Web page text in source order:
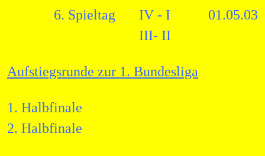
6. Spieltag IV - I
01.05.03
III- II
Aufstiegsrunde zur 1. Bundesliga
1. Halbfinale
2. Halbfinale